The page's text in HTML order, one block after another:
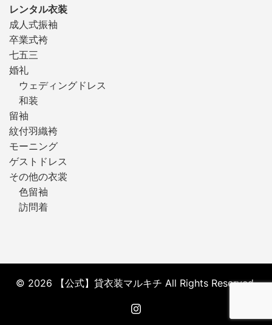
レンタル衣装
成人式振袖
卒業式袴
七五三
婚礼
ウェディングドレス
和装
留袖
紋付羽織袴
モーニング
ゲストドレス
その他の衣裳
色留袖
訪問着
© 2026 【公式】貸衣装マルキチ All Rights Reserved.